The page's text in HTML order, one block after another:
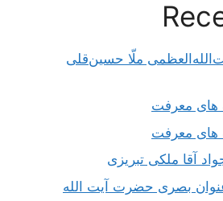
ملّا حسین‌قلی
های معرفت
های معرفت
آقا ملکی تبریزی
بصری حضرت آیت الله